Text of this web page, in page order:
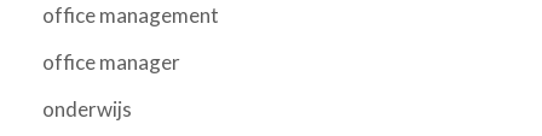
office management
office manager
onderwijs